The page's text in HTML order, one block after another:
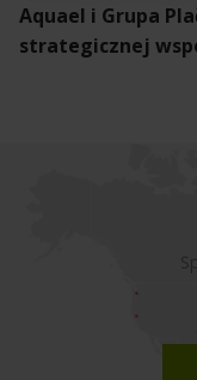
Aquael i Grupa
strategicznej